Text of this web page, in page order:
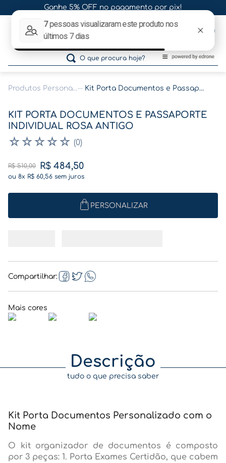
Ganhe 5% OFF no pagamento por pix!
O que procura hoje?
1 º gestante
2 café
º
Produtos Personalizados Kit Porta Documentos e Passaporte Individual Rosa Antigo
KIT PORTA DOCUMENTOS E PASSAPORTE
INDIVIDUAL ROSA ANTIGO
☆☆☆☆☆ (0)
R$ 510,00 R$ 484,50
ou 8x R$ 60,56 sem juros
PERSONALIZAR
Compartilhar
Descrição
tudo o que precisa saber
Kit Porta Documentos Personalizado com o
Nome
O kit organizador de documentos é composto
por 3 peças: 1. Porta Exames Certidão, que cabem